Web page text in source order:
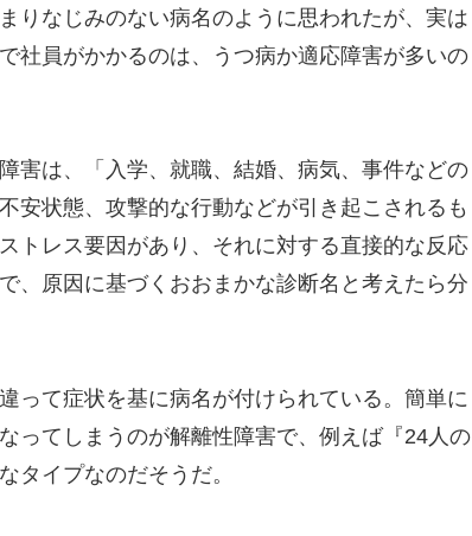
りなじみのない病名のように思われたが、実は
社員がかかるのは、うつ病か適応障害が多いの
害は、「入学、就職、結婚、病気、事件などの
安状態、攻撃的な行動などが引き起こされるも
トレス要因があり、それに対する直接的な反応
、原因に基づくおおまかな診断名と考えたら分
て症状を基に病名が付けられている。簡単に
ってしまうのが解離性障害で、例えば『24人の
タイプなのだそうだ。